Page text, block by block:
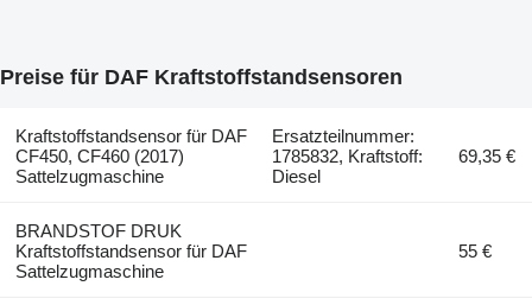
Preise für DAF Kraftstoffstandsensoren
Kraftstoffstandsensor für DAF
CF450, CF460 (2017)
Sattelzugmaschine
Ersatzteilnummer:
1785832, Kraftstoff:
Diesel
69,35 €
BRANDSTOF DRUK
Kraftstoffstandsensor für DAF
Sattelzugmaschine
55 €